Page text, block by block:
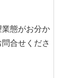
態がお分か
合せくださ